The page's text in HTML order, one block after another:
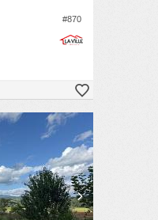
#870